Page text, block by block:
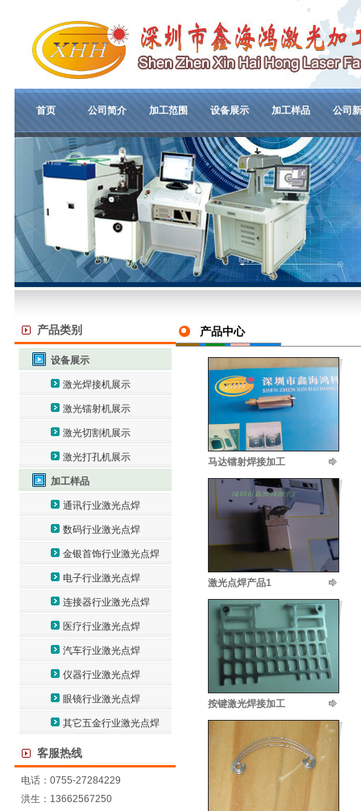
首页 公司简介 加工范围 设备展示 加工样品 公司
产品类别
设备展示
激光焊接机展示
激光镭射机展示
激光切割机展示
激光打孔机展示
加工样品
通讯行业激光点焊
数码行业激光点焊
金银首饰行业激光点焊
电子行业激光点焊
连接器行业激光点焊
医疗行业激光点焊
汽车行业激光点焊
仪器行业激光点焊
眼镜行业激光点焊
其它五金行业激光点焊
客服热线
电话：0755-27284229
洪生：13662567250
产品中心
马达镭射焊接加工
激光点焊产品1
按键激光焊接加工